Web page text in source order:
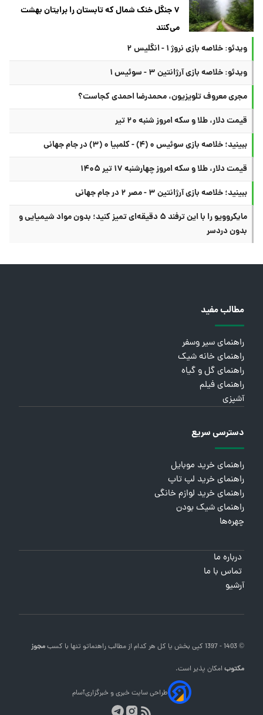
۷ جنگل خنک شمال که تابستان را برایتان بهشت
می‌کنند
ویدئو: خلاصه بازی نروژ ۱ - انگلیس ۲
ویدئو: خلاصه بازی آرژانتین ۳ - سوئیس ۱
مجری معروف تلویزیون، محمدرضا احمدی کجاست؟
قیمت دلار، طلا و سکه امروز شنبه ۲۰ تیر
ببینید؛ خلاصه بازی سوئیس ۰ (۴) - کلمبیا ۰ (۳) در جام جهانی
قیمت دلار، طلا و سکه امروز چهارشنبه ۱۷ تیر ۱۴۰۵
ببینید؛ خلاصه بازی آرژانتین ۳ - مصر ۲ در جام جهانی
مایکروویو را با این ترفند ۵ دقیقه‌ای تمیز کنید؛ بدون مواد شیمیایی و
بدون دردسر
مطالب مفید
راهنمای سیر وسفر
راهنمای خانه شیک
راهنمای گل و گیاه
راهنمای فیلم
آشپزی
دسترسی سریع
راهنمای خرید موبایل
راهنمای خرید لپ تاپ
راهنمای خرید لوازم خانگی
راهنمای شیک بودن
چهره‌ها
درباره ما
تماس با ما
آرشیو
© 1403 - 1397 کپی بخش یا کل هر کدام از مطالب راهنماتو تنها با کسبمجوز
مکتوبامکان پذیر است.
طراحی سایت خبری و خبرگزاریآسام